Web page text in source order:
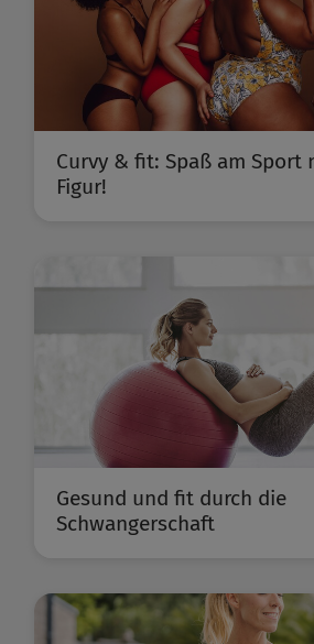
Curvy & fit: Spaß am Sport
Figur!
Gesund und fit durch die
Schwangerschaft